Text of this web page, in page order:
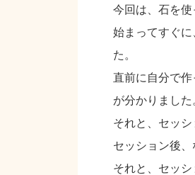
今回は、石を使
始まってすぐ
た。
直前に自分で
が分かりました
それと、セッ
セッション後
それと、セッ